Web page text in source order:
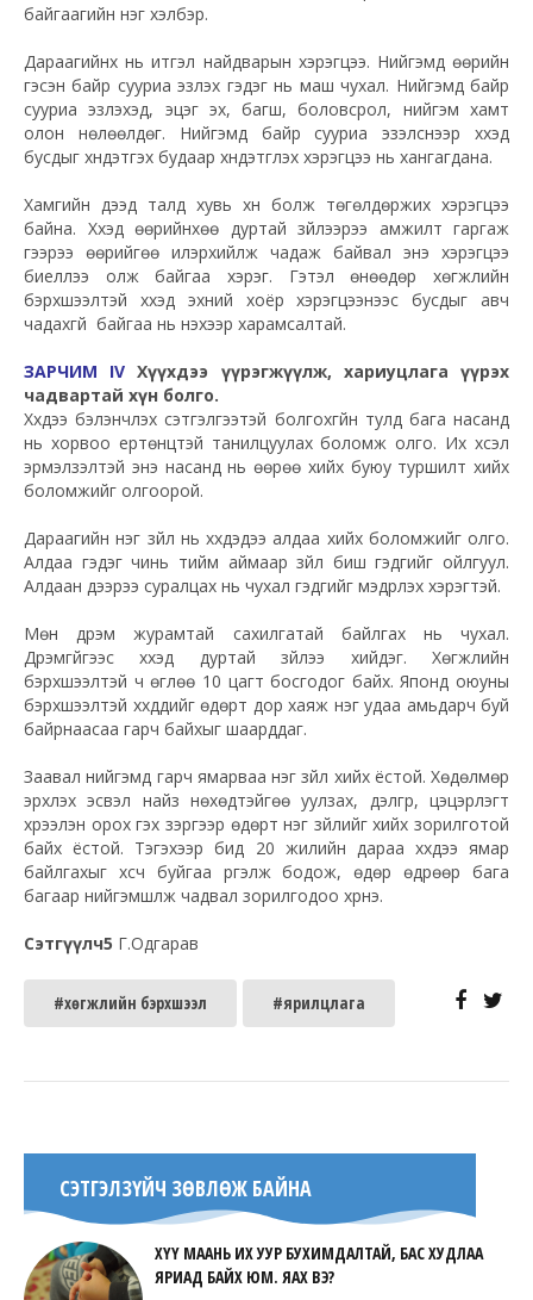
байгаагийн нэг хэлбэр.
Дараагийнх нь итгэл найдварын хэрэгцээ. Нийгэмд өөрийн
гэсэн байр сууриа эзлэх гэдэг нь маш чухал. Нийгэмд байр
сууриа эзлэхэд, эцэг эх, багш, боловсрол, нийгэм хамт
олон нөлөөлдөг. Нийгэмд байр сууриа эзэлснээр хүүхэд
бусдыг хүндэтгэх будаар хүндэтгүүлэх хэрэгцээ нь хангагдана.
Хамгийн дээд талд хувь хүн болж төгөлдөржих хэрэгцээ
байна. Хүүхэд өөрийнхөө дуртай зүйлээрээ амжилт гаргаж
үүгээрээ өөрийгөө илэрхийлж чадаж байвал энэ хэрэгцээ
биеллээ олж байгаа хэрэг. Гэтэл өнөөдөр хөгжлийн
бэрхшээлтэй хүүхэд эхний хоёр хэрэгцээнээс бусдыг авч
чадахгүй байгаа нь үнэхээр харамсалтай.
ЗАРЧИМ IV Хүүхдээ үүрэгжүүлж, хариуцлага үүрэх
чадвартай хүн болго.
Хүүхдээ бэлэнчлэх сэтгэлгээтэй болгохгүйн тулд бага насанд
нь хорвоо ертөнцтэй танилцуулах боломж олго. Их хүсэл
эрмэлзэлтэй энэ насанд нь өөрөө хийх буюу туршилт хийх
боломжийг олгоорой.
Дараагийн нэг зүйл нь хүүхдэдээ алдаа хийх боломжийг олго.
Алдаа гэдэг чинь тийм аймаар зүйл биш гэдгийг ойлгуул.
Алдаан дээрээ суралцах нь чухал гэдгийг мэдрүүлэх хэрэгтэй.
Мөн дүрэм журамтай сахилгатай байлгах нь чухал.
Дүрэмгүйгээс хүүхэд дуртай зүйлээ хийдэг. Хөгжлийн
бэрхшээлтэй ч өглөө 10 цагт босгодог байх. Японд оюуны
бэрхшээлтэй хүүхдүүдийг өдөрт дор хаяж нэг удаа амьдарч буй
байрнаасаа гарч байхыг шаарддаг.
Заавал нийгэмд гарч ямарваа нэг зүйл хийх ёстой. Хөдөлмөр
эрхлэх эсвэл найз нөхөдтэйгөө уулзах, дэлгүүр, цэцэрлэгт
хүрээлэн орох гэх зэргээр өдөрт нэг зүйлийг хийх зорилготой
байх ёстой. Тэгэхээр бид 20 жилийн дараа хүүхдээ ямар
байлгахыг хүсч буйгаа үргэлж бодож, өдөр өдрөөр бага
багаар нийгэмшүүлж чадвал зорилгодоо хүрнэ.
Сэтгүүлч5 Г.Одгарав
#хөгжлийн бэрхшээл #ярилцлага
СЭТГЭЛЗҮЙЧ ЗӨВЛӨЖ БАЙНА
ХҮҮ МААНЬ ИХ УУР БУХИМДАЛТАЙ, БАС ХУДЛАА
ЯРИАД БАЙХ ЮМ. ЯАХ ВЭ?